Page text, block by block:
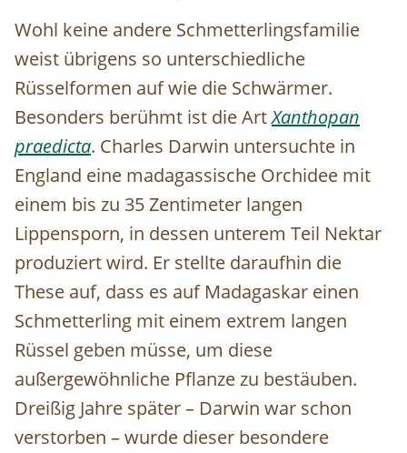
Wohl keine andere Schmetterlingsfamilie
weist übrigens so unterschiedliche
Rüsselformen auf wie die Schwärmer.
Besonders berühmt ist die ArtXanthopan
praedicta. Charles Darwin untersuchte in
England eine madagassische Orchidee mit
einem bis zu 35 Zentimeter langen
Lippensporn, in dessen unterem Teil Nektar
produziert wird. Er stellte daraufhin die
These auf, dass es auf Madagaskar einen
Schmetterling mit einem extrem langen
Rüssel geben müsse, um diese
außergewöhnliche Pflanze zu bestäuben.
Dreißig Jahre später – Darwin war schon
verstorben – wurde dieser besondere